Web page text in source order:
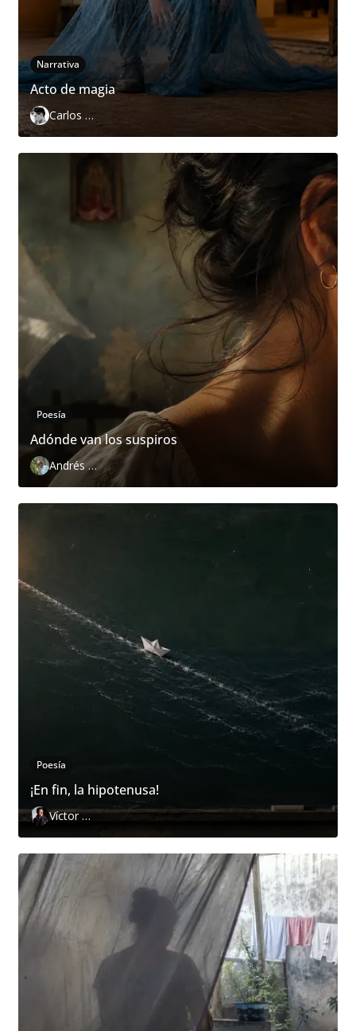
Narrativa
Acto de magia
Carlos Páramo López
Poesía
Adónde van los suspiros
Andrés Zurita Zafra
Poesía
¡En fin, la hipotenusa!
Víctor Hugo Pedraza